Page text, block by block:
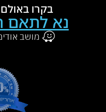
בקרו
נא לתאם
מושב אודים, ת.ד